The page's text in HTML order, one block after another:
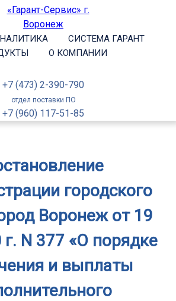
СИСТЕМА ГАРАНТ
О КОМПАНИИ
+7 (473) 2-390-790
отдел поставки ПО
+7 (960) 117-51-85
городского
Воронеж от 19
N 377 «О порядке
и выплаты